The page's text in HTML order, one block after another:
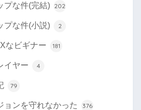
プな件(完結) 202
プな件(小説) 2
なビギナー 181
イヤー 4
79
ョンを守れなかった 376